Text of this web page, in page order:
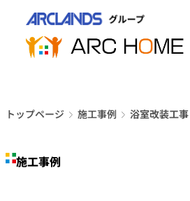
プ
営業時間は
平日9時から18時までと
なっております
トップページ 施工事例 浴室改装工事
施工事例